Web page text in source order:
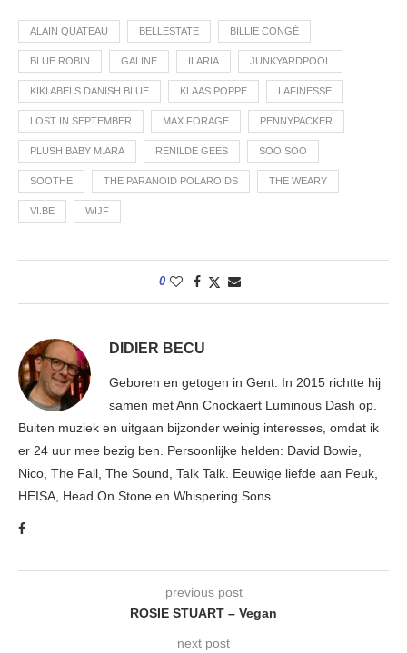
ALAIN QUATEAU BELLESTATE BILLIE CONGÉ
BLUE ROBIN GALINE ILARIA JUNKYARDPOOL
KIKI ABELS DANISH BLUE KLAAS POPPE LAFINESSE
LOST IN SEPTEMBER MAX FORAGE PENNYPACKER
PLUSH BABY M.ARA RENILDE GEES SOO SOO
SOOTHE THE PARANOID POLAROIDS THE WEARY
VI.BE WIJF
0
DIDIER BECU
Geboren en getogen in Gent. In 2015 richtte hij
samen met Ann Cnockaert Luminous Dash op.
Buiten muziek en uitgaan bijzonder weinig interesses, omdat ik
er 24 uur mee bezig ben. Persoonlijke helden: David Bowie,
Nico, The Fall, The Sound, Talk Talk. Eeuwige liefde aan Peuk,
HEISA, Head On Stone en Whispering Sons.
previous post
ROSIE STUART – Vegan
next post